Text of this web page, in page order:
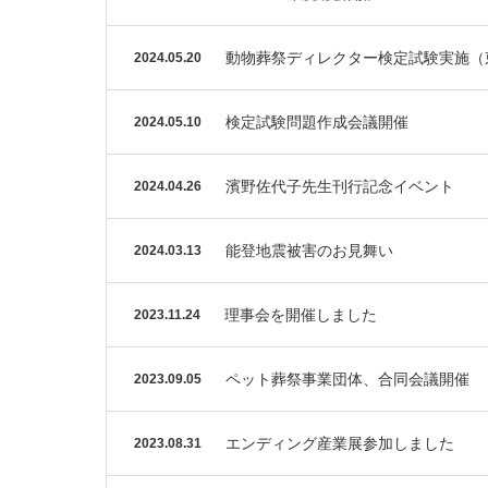
2024.05.20 動物葬祭ディレクター検定試験実施
2024.05.10 検定試験問題作成会議開催
2024.04.26 濱野佐代子先生刊行記念イベント
2024.03.13 能登地震被害のお見舞い
2023.11.24 理事会を開催しました
2023.09.05 ペット葬祭事業団体、合同会議開催
2023.08.31 エンディング産業展参加しました